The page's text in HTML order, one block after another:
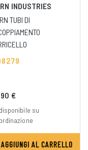
INDUSTRIES
TUBI DI
€
disponibile su
ordinazione
AGGIUNGI AL CARRELLO